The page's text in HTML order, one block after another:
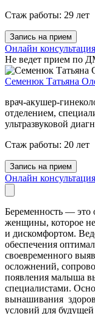
Стаж работы: 29 лет
Запись на прием
Онлайн консультация
Не ведет прием по
Семенюк Татьяна
врач-акушер-
отделением,
ультразвуковой
Стаж работы: 20 лет
Запись на прием
Онлайн консультация
Беременность — это
женщины, которое
и дискомфортом.
обеспечения
своевременного
осложнений,
появления малыша
специалистами.
вынашивания
условий для